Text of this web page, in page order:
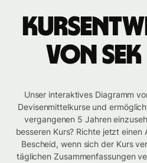
von SEK
Unser interaktives Diagramm
Devisenmittelkurse und
vergangenen 5 Jahren
besseren Kurs? Richte jetzt
Bescheid, wenn sich der Kurs
täglichen Zusammenfassungen